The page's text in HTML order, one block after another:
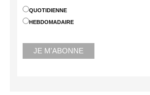
QUOTIDIENNE
HEBDOMADAIRE